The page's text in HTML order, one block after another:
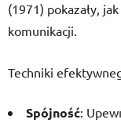
(1971) pokazały,
komunikacji.
Techniki
Spójność: